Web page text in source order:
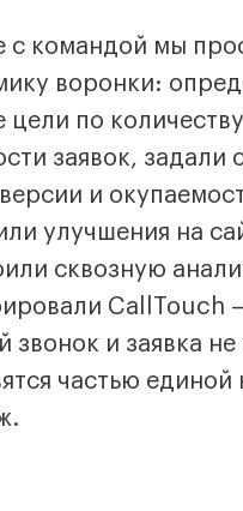
с командой мы
воронки:
цели по
заявок, задали
и
улучшения на
сквозную
CallTouch
звонок и заявка не
частью единой